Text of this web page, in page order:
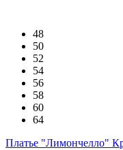
48
50
52
54
56
58
60
64
Платье "Лимончелло"